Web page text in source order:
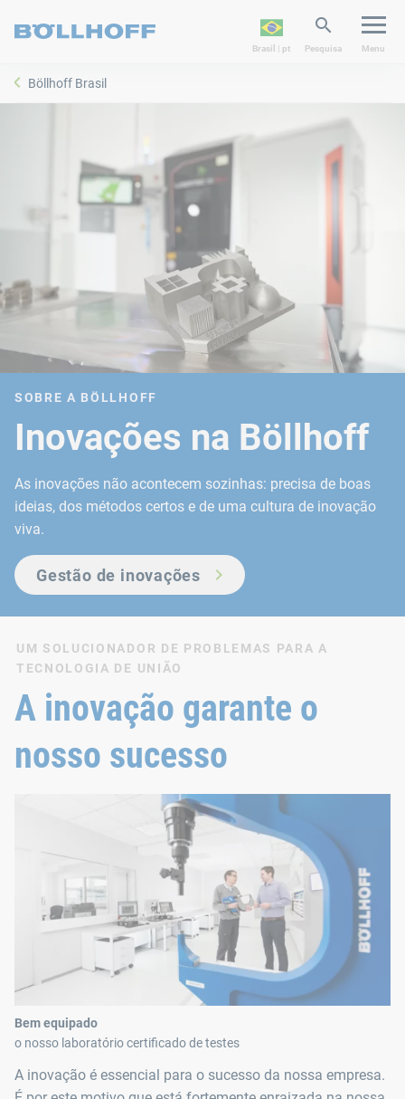
Brasil | pt Pesquisa Menu
Böllhoff Brasil
SOBRE A BÖLLHOFF
Inovações na Böllhoff
As inovações não acontecem sozinhas: precisa de boas
ideias, dos métodos certos e de uma cultura de inovação
viva.
Gestão de inovações
UM SOLUCIONADOR DE PROBLEMAS PARA A
TECNOLOGIA DE UNIÃO
A inovação garante o
nosso sucesso
A inovação é essencial para o sucesso da nossa empresa.
Bem equipado
o nosso laboratório certificado de testes